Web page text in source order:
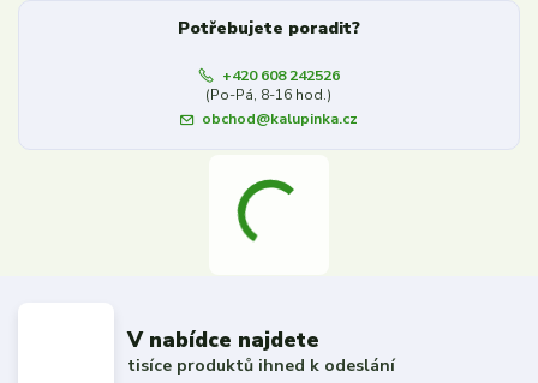
Potřebujete poradit?
+420 608 242526
(Po-Pá, 8-16 hod.)
obchod@kalupinka.cz
V nabídce najdete
tisíce produktů ihned k odeslání